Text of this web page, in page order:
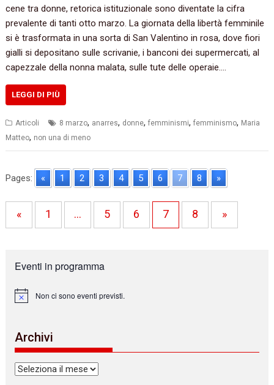
cene tra donne, retorica istituzionale sono diventate la cifra
prevalente di tanti otto marzo. La giornata della libertà femminile
si è trasformata in una sorta di San Valentino in rosa, dove fiori
gialli si depositano sulle scrivanie, i banconi dei supermercati, al
capezzale della nonna malata, sulle tute delle operaie.…
LEGGI DI PIÙ
Articoli 8 marzo, anarres, donne,femminismi,femminismo, Maria
Matteo, non una di meno
Pages: « 1 2 3 4 5 6 7 8 »
« 1 … 5 6 7 8 »
Eventi in programma
N
c
e
Non ci sono eventi previsti.
Archivi
Archivi